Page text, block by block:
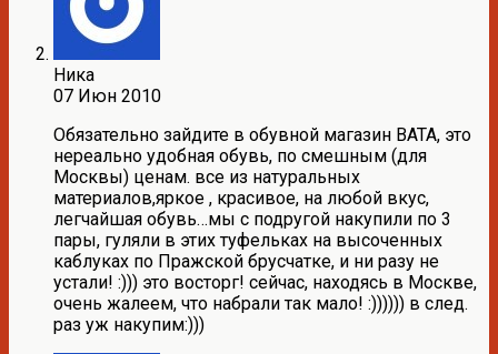
Ника
07 Июн 2010
Обязательно зайдите в обувной магазин BATA, это
нереально удобная обувь, по смешным (для
Москвы) ценам. все из натуральных
материалов,яркое , красивое, на любой вкус,
легчайшая обувь…мы с подругой накупили по 3
пары, гуляли в этих туфельках на высоченных
каблуках по Пражской брусчатке, и ни разу не
устали! :))) это восторг! сейчас, находясь в Москве,
очень жалеем, что набрали так мало! :)))))) в след.
раз уж накупим:)))